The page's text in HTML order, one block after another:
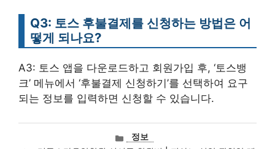
Q3: 토스 후불결제를 신청하는 방법은 어
떻게 되나요?
A3: 토스 앱을 다운로드하고 회원가입 후, ‘토스뱅
크’ 메뉴에서 ‘후불결제 신청하기’를 선택하여 요구
되는 정보를 입력하면 신청할 수 있습니다.
카
테
정보